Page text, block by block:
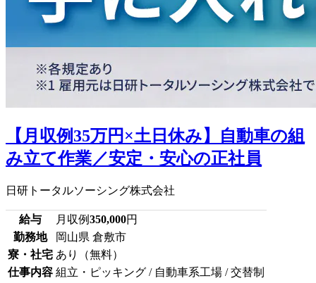
【月収例35万円×土日休み】自動車の組
み立て作業／安定・安心の正社員
日研トータルソーシング株式会社
給与 月収例350,000円
勤務地
岡山県 倉敷市
寮・社宅 あり（無料）
仕事内容 組立・ピッキング / 自動車系工場 / 交替制